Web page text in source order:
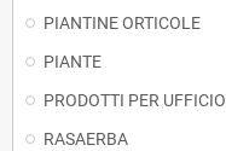
PIANTINE ORTICOLE
PIANTE
PRODOTTI PER UFFICIO
RASAERBA